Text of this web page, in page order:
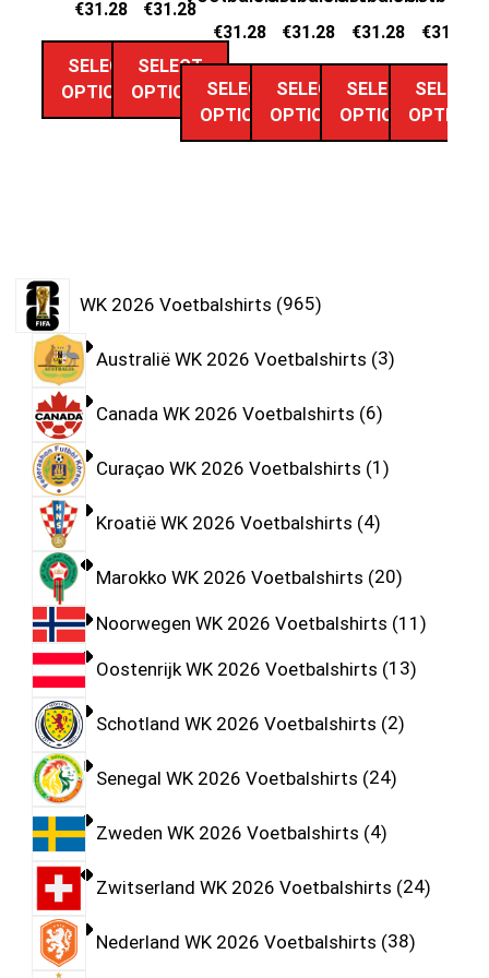
€31.28
SELECT
OPTIONS
€31.28
SELECT
OPTIONS
€31.28
SELECT
OPTIONS
€31.28
SELECT
OPTIONS
€31.28
SELECT
OPTIONS
€31.28
SELECT
OPTIONS
WK 2026 Voetbalshirts 965
Australië WK 2026 Voetbalshirts 3
Canada WK 2026 Voetbalshirts 6
Curaçao WK 2026 Voetbalshirts 1
Kroatië WK 2026 Voetbalshirts 4
Marokko WK 2026 Voetbalshirts 20
Noorwegen WK 2026 Voetbalshirts 11
Oostenrijk WK 2026 Voetbalshirts 13
Schotland WK 2026 Voetbalshirts 2
Senegal WK 2026 Voetbalshirts 24
Zweden WK 2026 Voetbalshirts 4
Zwitserland WK 2026 Voetbalshirts 24
Nederland WK 2026 Voetbalshirts 38